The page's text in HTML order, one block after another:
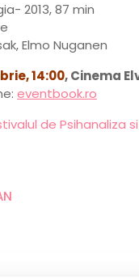
2013, 87 min
Elmo Nuganen
14:00, Cinema
eventbook.ro
de Psihanaliza